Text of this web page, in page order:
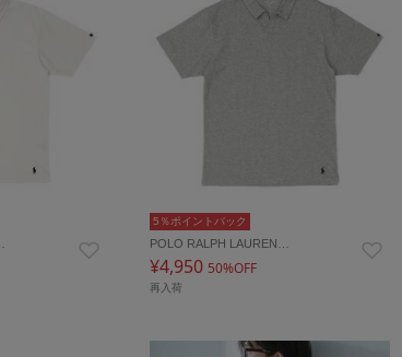
5％ポイントバック
POLO RALPH LAUREN…
¥4,950 50%OFF
再入荷